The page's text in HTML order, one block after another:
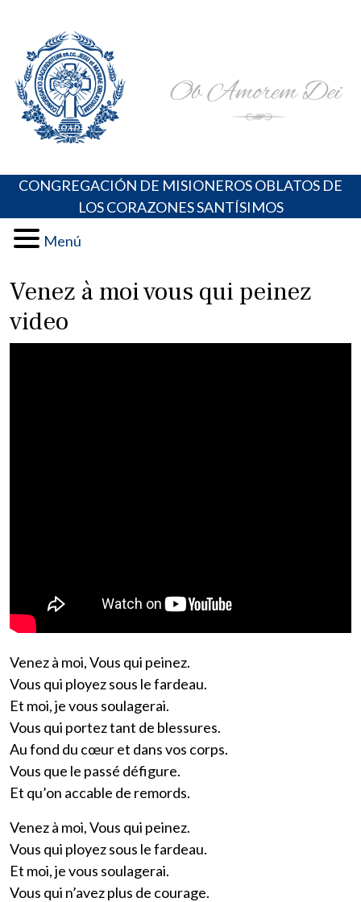
content
Portal de los Padres Oblatos. Advocaciones Marianas,
Oraciones, Música religiosa y más
CONGREGACIÓN DE MISIONEROS OBLATOS DE
LOS CORAZONES SANTÍSIMOS
Menú
Venez à moi vous qui peinez
video
Venez à moi, Vous qui peinez.
Vous qui ployez sous le fardeau.
Et moi, je vous soulagerai.
Vous qui portez tant de blessures.
Au fond du cœur et dans vos corps.
Vous que le passé défigure.
Et qu’on accable de remords.
Venez à moi, Vous qui peinez.
Vous qui ployez sous le fardeau.
Et moi, je vous soulagerai.
Vous qui n’avez plus de courage.